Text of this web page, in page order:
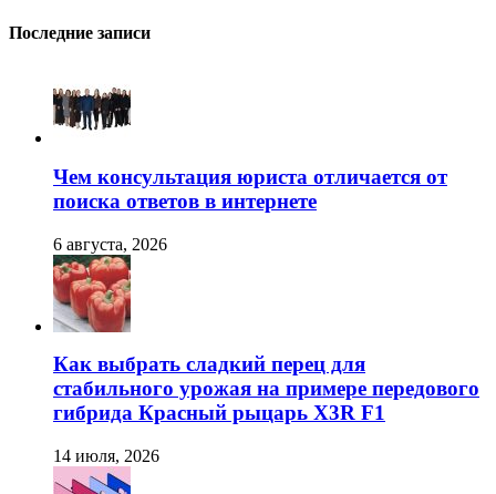
Последние записи
Чем консультация юриста отличается от
поиска ответов в интернете
6 августа, 2026
Как выбрать сладкий перец для
стабильного урожая на примере передового
гибрида Красный рыцарь X3R F1
14 июля, 2026